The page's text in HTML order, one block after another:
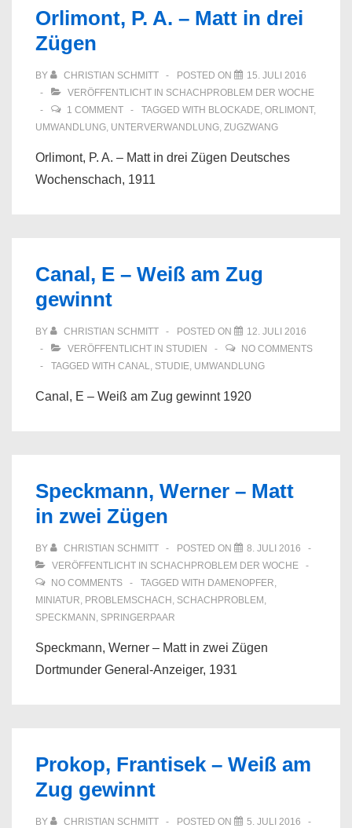
Orlimont, P. A. – Matt in drei
Zügen
BY CHRISTIAN SCHMITT POSTED ON
15. JULI 2016
VERÖFFENTLICHT IN SCHACHPROBLEM DER WOCHE
1 COMMENT
TAGGED WITH BLOCKADE, ORLIMONT,
UMWANDLUNG, UNTERVERWANDLUNG, ZUGZWANG
Orlimont, P. A. – Matt in drei Zügen Deutsches
Wochenschach, 1911
Canal, E – Weiß am Zug
gewinnt
BY CHRISTIAN SCHMITT POSTED ON
12. JULI 2016
VERÖFFENTLICHT IN STUDIEN
NO COMMENTS
TAGGED WITH CANAL, STUDIE, UMWANDLUNG
Canal, E – Weiß am Zug gewinnt 1920
Speckmann, Werner – Matt
in zwei Zügen
BY CHRISTIAN SCHMITT POSTED ON
8. JULI 2016
VERÖFFENTLICHT IN SCHACHPROBLEM DER WOCHE
NO COMMENTS
TAGGED WITH DAMENOPFER,
MINIATUR, PROBLEMSCHACH , SCHACHPROBLEM ,
SPECKMANN , SPRINGERPAAR
Speckmann, Werner – Matt in zwei Zügen
Dortmunder General-Anzeiger, 1931
Prokop, Frantisek – Weiß am
Zug gewinnt
BY CHRISTIAN SCHMITT POSTED ON 5. JULI 2016